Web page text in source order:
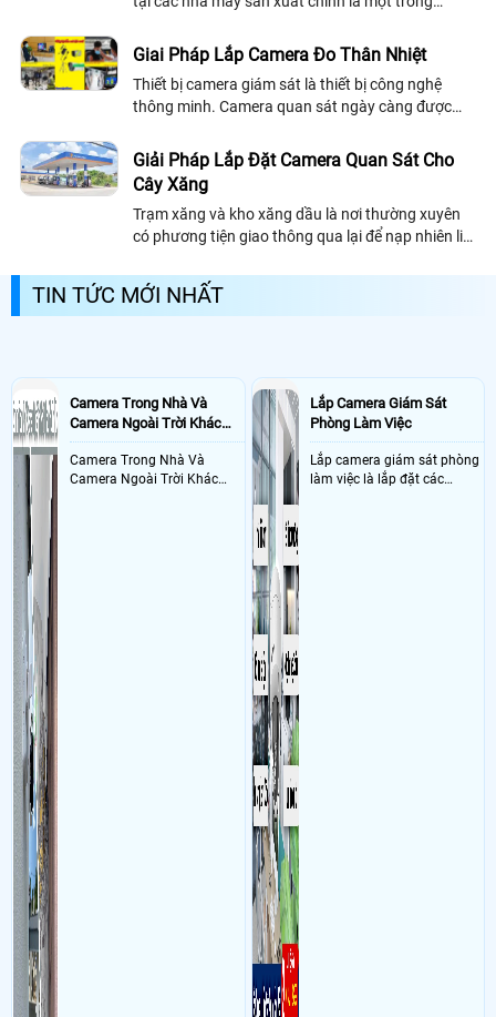
tâm hàng đầu. Và hôm nay An Thành...
Giai Pháp Lắp Camera Đo Thân Nhiệt
Thiết bị camera giám sát là thiết bị công nghệ
thông minh. Camera quan sát ngày càng được
nó. Thiết bị camera quan sát được con...
Giải Pháp Lắp Đặt Camera Quan Sát Cho
Cây Xăng
Trạm xăng và kho xăng dầu là nơi thường xuyên
có phương tiện giao thông qua lại để nạp nhiên liệu
cây xăng phải được chuyên...
TIN TỨC MỚI NHẤT
Camera Trong Nhà Và
Camera Ngoài Trời Khác
Nhau Như Thế Nào
Camera Trong Nhà Và
Camera Ngoài Trời Khác
Lắp Camera Giám Sát
Phòng Làm Việc
Lắp camera giám sát phòng
làm việc là lắp đặt các